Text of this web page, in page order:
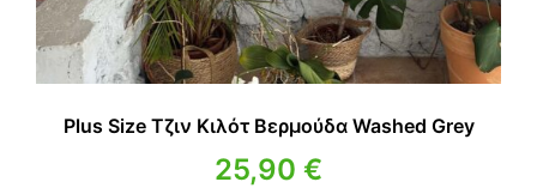
Plus Size Τζιν Κιλότ Βερμούδα Washed Grey
25,90 €